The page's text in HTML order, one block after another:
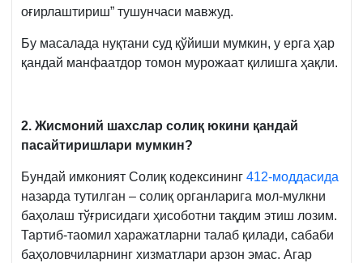
оғирлаштириш” тушунчаси мавжуд.
Бу масалада нуқтани суд қўйиши мумкин, у ерга ҳар
қандай манфаатдор томон мурожаат қилишга ҳақли.
2. Жисмоний шахслар солиқ юкини қандай
пасайтиришлари мумкин?
Бундай имконият Солиқ кодексининг 412-моддасида
назарда тутилган – солиқ органларига мол-мулкни
баҳолаш тўғрисидаги ҳисоботни тақдим этиш лозим.
Тартиб-таомил харажатларни талаб қилади, сабаби
баҳоловчиларнинг хизматлари арзон эмас. Агар